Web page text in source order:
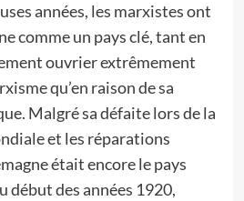
années, les marxistes ont
comme un pays clé, tant en
ouvrier extrêmement
qu’en raison de sa
Malgré sa défaite lors de la
et les réparations
était encore le pays
début des années 1920,